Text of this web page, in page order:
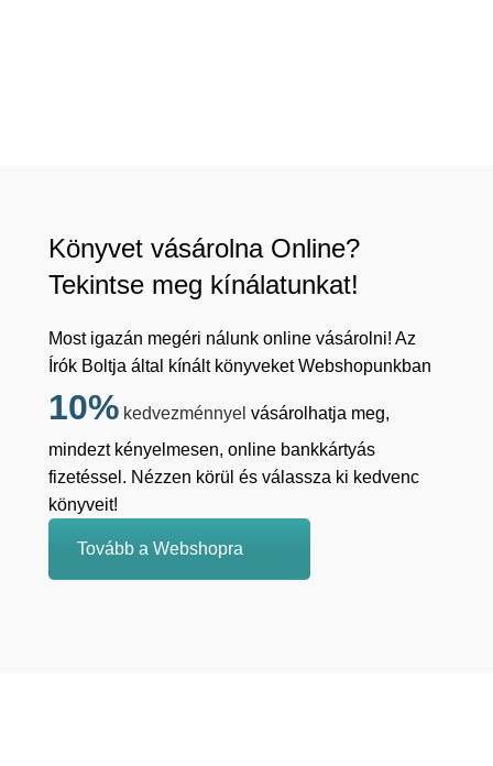
Könyvet vásárolna Online?
Tekintse meg kínálatunkat!
Most igazán megéri nálunk online vásárolni! Az
Írók Boltja által kínált könyveket Webshopunkban
10% kedvezménnyel vásárolhatja meg,
mindezt kényelmesen, online bankkártyás
fizetéssel. Nézzen körül és válassza ki kedvenc
könyveit!
Tovább a Webshopra